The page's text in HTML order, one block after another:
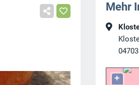
Mehr
04703
+